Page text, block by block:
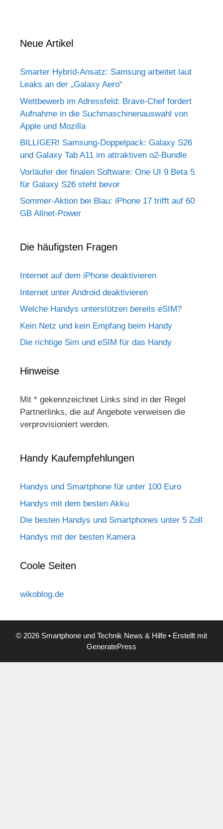
Neue Artikel
Smarter Hybrid-Ansatz: Samsung arbeitet laut
Leaks an der „Galaxy Aero“
Wettbewerb im Adressfeld: Brave-Chef fordert
Aufnahme in die Suchmaschinenauswahl von
Apple und Mozilla
BILLIGER! Samsung-Doppelpack: Galaxy S26
und Galaxy Tab A11 im attraktiven o2-Bundle
Vorläufer der finalen Software: One UI 9 Beta 5
für Galaxy S26 steht bevor
Sommer-Aktion bei Blau: iPhone 17 trifft auf 60
GB Allnet-Power
Die häufigsten Fragen
Internet auf dem iPhone deaktivieren
Internet unter Android deaktivieren
Welche Handys unterstützen bereits eSIM?
Kein Netz und kein Empfang beim Handy
Die richtige Sim und eSIM für das Handy
Hinweise
Mit * gekennzeichnet Links sind in der Regel
Partnerlinks, die auf Angebote verweisen die
verprovisioniert werden.
Handy Kaufempfehlungen
Handys und Smartphone für unter 100 Euro
Handys mit dem besten Akku
Die besten Handys und Smartphones unter 5 Zoll
Handys mit der besten Kamera
Coole Seiten
wikoblog.de
© 2026 Smartphone und Technik News & Hilfe • Erstellt mit
GeneratePress